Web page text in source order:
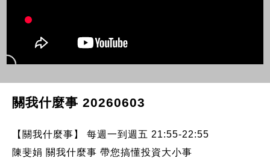
關我什麼事 20260603
【關我什麼事】 每週一到週五 21:55-22:55
陳斐娟 關我什麼事 帶您搞懂投資大小事